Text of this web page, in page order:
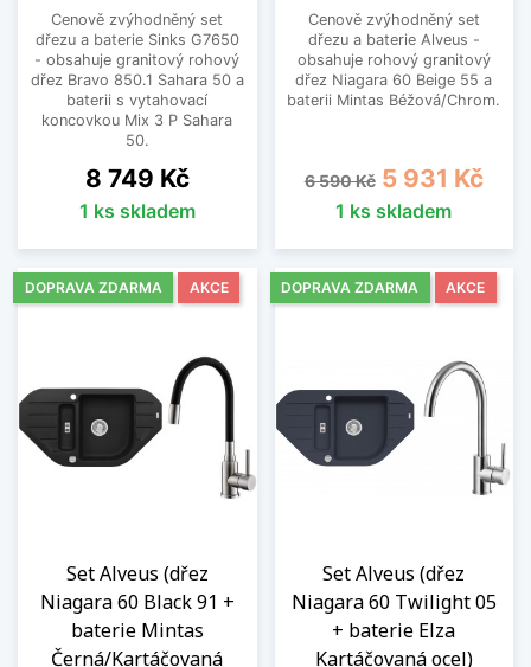
Cenově zvýhodněný set
dřezu a baterie Sinks G7650
- obsahuje granitový rohový
dřez Bravo 850.1 Sahara 50 a
baterii s vytahovací
koncovkou Mix 3 P Sahara
50.
Cena
8 749 Kč
1 ks skladem
Cenově zvýhodněný set
dřezu a baterie Alveus -
obsahuje rohový granitový
dřez Niagara 60 Beige 55 a
baterii Mintas Béžová/Chrom.
Běžná cena
6 590 Kč Cena
5 931 Kč
1 ks skladem
Set Alveus (dřez
Niagara 60 Black 91 +
baterie Mintas
Černá/Kartáčovaná
DOPRAVA ZDARMA AKCE
Set Alveus (dřez
Niagara 60 Twilight 05
+ baterie Elza
Kartáčovaná ocel)
DOPRAVA ZDARMA AKCE